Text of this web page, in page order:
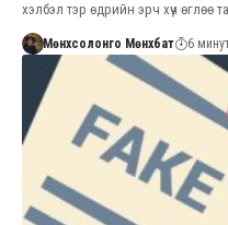
хэлбэл тэр өдрийн эрч хүч өглөө
Мөнхсолонго Мөнхбат 6